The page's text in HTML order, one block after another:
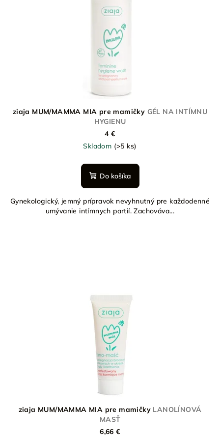
ziaja MUM/MAMMA MIA pre mamičky GÉL NA INTÍMNU
HYGIENU
4 €
Skladom (>5 ks)
Do košíka
Gynekologický, jemný prípravok nevyhnutný pre každodenné
umývanie intímnych partií. Zachováva...
ziaja MUM/MAMMA MIA pre mamičky LANOLÍNOVÁ
MASŤ
6,66 €